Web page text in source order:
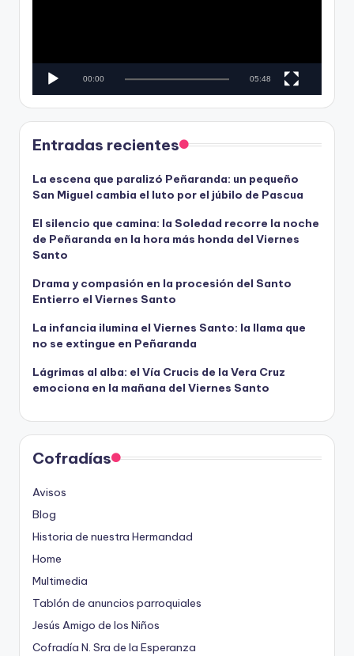
c
r
d
v
í
e
o
00:00 05:48
Entradas recientes
La escena que paralizó Peñaranda: un pequeño
San Miguel cambia el luto por el júbilo de Pascua
El silencio que camina: la Soledad recorre la noche
de Peñaranda en la hora más honda del Viernes
Santo
Drama y compasión en la procesión del Santo
Entierro el Viernes Santo
La infancia ilumina el Viernes Santo: la llama que
no se extingue en Peñaranda
Lágrimas al alba: el Vía Crucis de la Vera Cruz
emociona en la mañana del Viernes Santo
Cofradías
Avisos
Blog
Historia de nuestra Hermandad
Home
Multimedia
Tablón de anuncios parroquiales
Jesús Amigo de los Niños
Cofradía N. Sra de la Esperanza